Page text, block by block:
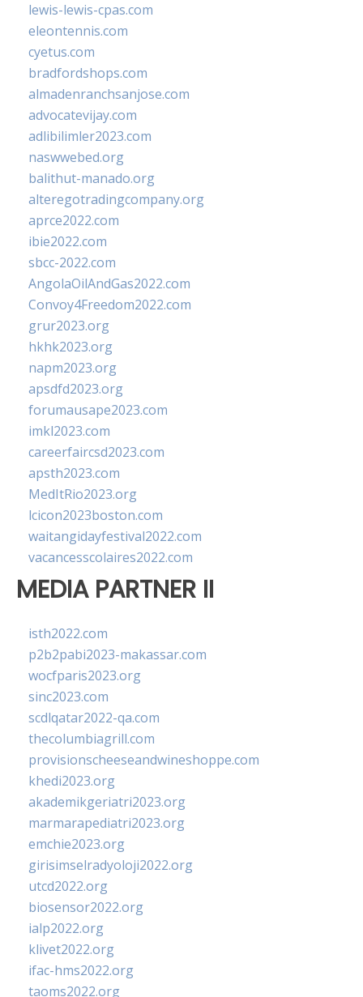
lewis-lewis-cpas.com
eleontennis.com
cyetus.com
bradfordshops.com
almadenranchsanjose.com
advocatevijay.com
adlibilimler2023.com
naswwebed.org
balithut-manado.org
alteregotradingcompany.org
aprce2022.com
ibie2022.com
sbcc-2022.com
AngolaOilAndGas2022.com
Convoy4Freedom2022.com
grur2023.org
hkhk2023.org
napm2023.org
apsdfd2023.org
forumausape2023.com
imkl2023.com
careerfaircsd2023.com
apsth2023.com
MedItRio2023.org
lcicon2023boston.com
waitangidayfestival2022.com
vacancesscolaires2022.com
MEDIA PARTNER II
isth2022.com
p2b2pabi2023-makassar.com
wocfparis2023.org
sinc2023.com
scdlqatar2022-qa.com
thecolumbiagrill.com
provisionscheeseandwineshoppe.com
khedi2023.org
akademikgeriatri2023.org
marmarapediatri2023.org
emchie2023.org
girisimselradyoloji2022.org
utcd2022.org
biosensor2022.org
ialp2022.org
klivet2022.org
ifac-hms2022.org
taoms2022.org